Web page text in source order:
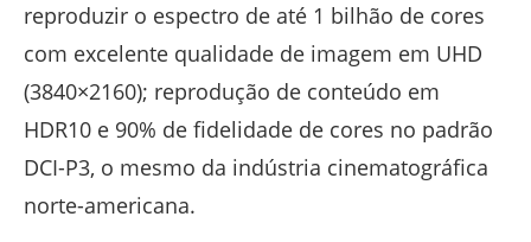
reproduzir o espectro de até 1 bilhão de cores
com excelente qualidade de imagem em UHD
(3840×2160); reprodução de conteúdo em
HDR10 e 90% de fidelidade de cores no padrão
DCI-P3, o mesmo da indústria cinematográfica
norte-americana.